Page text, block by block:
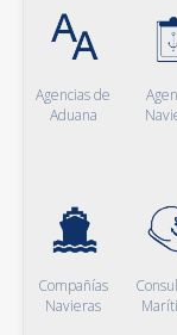
Agencias de
Aduana
Compañías
Navieras